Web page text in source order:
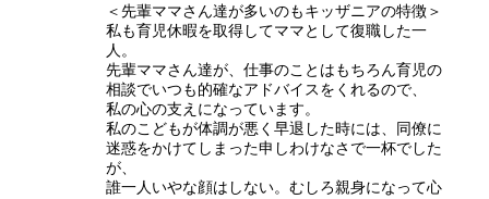
＜先輩ママさん達が多いのもキッザニアの特徴＞
私も育児休暇を取得してママとして復職した一
人。
先輩ママさん達が、仕事のことはもちろん育児の
相談でいつも的確なアドバイスをくれるので、
私の心の支えになっています。
私のこどもが体調が悪く早退した時には、同僚に
迷惑をかけてしまった申しわけなさで一杯でした
が、
誰一人いやな顔はしない。むしろ親身になって心